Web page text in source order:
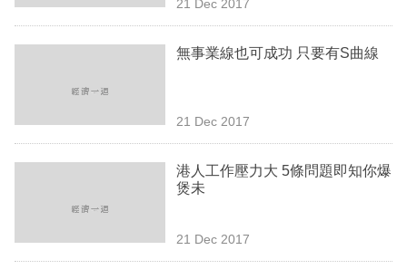
區
21 Dec 2017
無事業線也可成功 只要有S曲線
21 Dec 2017
港人工作壓力大 5條問題即知你爆
煲未
21 Dec 2017